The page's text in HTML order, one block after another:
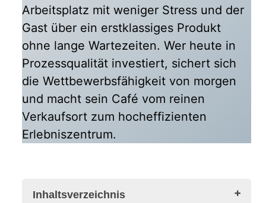
Arbeitsplatz mit weniger Stress und der
Gast über ein erstklassiges Produkt
ohne lange Wartezeiten. Wer heute in
Prozessqualität investiert, sichert sich
die Wettbewerbsfähigkeit von morgen
und macht sein Café vom reinen
Verkaufsort zum hocheffizienten
Erlebniszentrum.
Inhaltsverzeichnis